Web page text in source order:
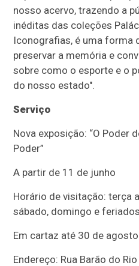
nosso acervo, trazendo a
inéditas das coleções
Iconografias, é uma forma
preservar a memória e
sobre como o esporte e o
do nosso estado".
Serviço
Nova exposição: “O Poder
Poder”
A partir de 11 de junho
Horário de visitação: terça
sábado, domingo e
Em cartaz até 30 de agosto
Endereço: Rua Barão do